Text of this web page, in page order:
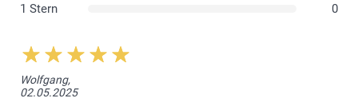
1 Stern
0
Wolfgang,
02.05.2025